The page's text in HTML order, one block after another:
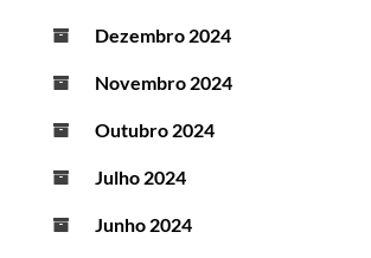
Dezembro 2024
Novembro 2024
Outubro 2024
Julho 2024
Junho 2024